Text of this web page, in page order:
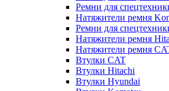
Ремни для
Натяжители ремня
Ремни для
Натяжители ремня
Натяжители ремня
Втулки CAT
Втулки Hitachi
Втулки Hyundai